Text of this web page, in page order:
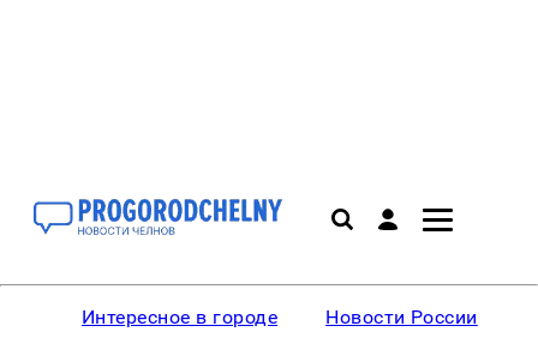
Интересное в городе Новости России